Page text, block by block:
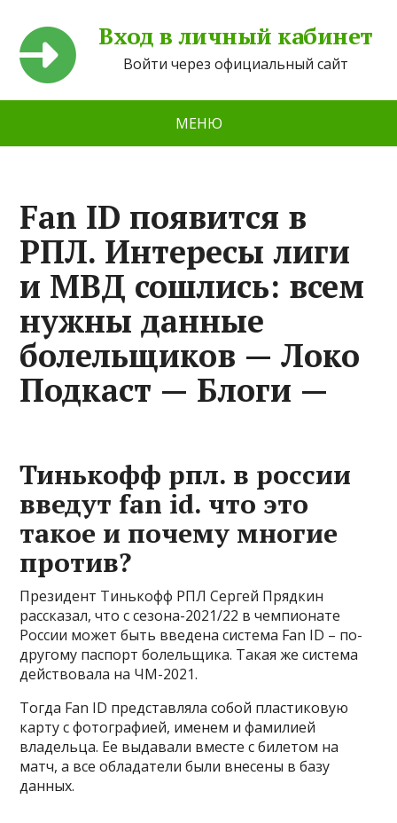
Вход в личный кабинет
Войти через официальный сайт
МЕНЮ
Fan ID появится в
РПЛ. Интересы лиги
и МВД сошлись: всем
нужны данные
болельщиков — Локо
Подкаст — Блоги —
Тинькофф рпл. в россии
введут fan id. что это
такое и почему многие
против?
Президент Тинькофф РПЛ Сергей Прядкин
рассказал, что с сезона-2021/22 в чемпионате
России может быть введена система Fan ID – по-
другому паспорт болельщика. Такая же система
действовала на ЧМ-2021.
Тогда Fan ID представляла собой пластиковую
карту с фотографией, именем и фамилией
владельца. Ее выдавали вместе с билетом на
матч, а все обладатели были внесены в базу
данных.